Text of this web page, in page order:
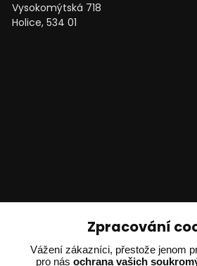
Vysokomýtská 718
Holice, 534 01
Ing. Adam Dvořák
Zpracování
Vážení zákazníci, přestože jenom
pro nás ochrana vašich